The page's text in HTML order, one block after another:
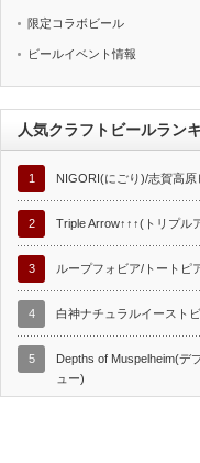
限定コラボビール
ビールイベント情報
人気クラフトビールラン
1 NIGORI(にごり)/志賀高原
2 Triple Arrow↑↑↑(トリプル
3 ループフォビア/トートピ
4 白神ナチュラルイースト
5
Depths of Muspelheim(デ
ュー)